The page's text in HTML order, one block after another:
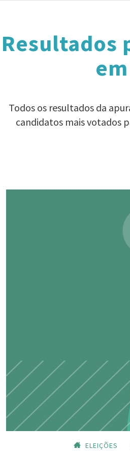
Resultados
Todos os resultados da
candidatos mais votados
ELEIÇÕES